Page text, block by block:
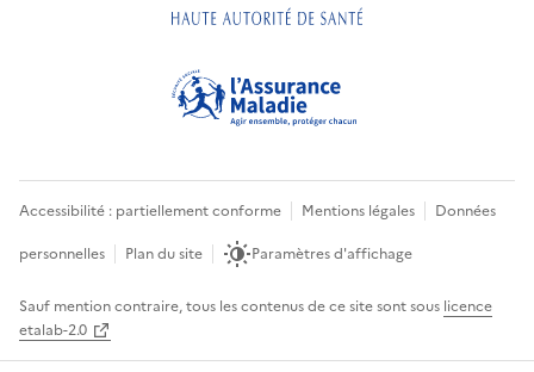
Accessibilité : partiellement conforme Mentions légales
Données
personnelles
Plan du site Paramètres d'affichage
Sauf mention contraire, tous les contenus de ce site sont sous licence
etalab-2.0